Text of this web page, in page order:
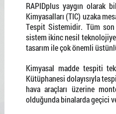
RAPIDplus yaygın olarak
Kimyasalları (TIC) uzaka
Tespit Sistemidir. Tüm son
sistem ikinc nesil teknolojiye
tasarım ile çok önemli
Kimyasal madde tespiti
Kütüphanesi dolayısıyla
hava araçları üzerine
olduğunda binalarda geçici